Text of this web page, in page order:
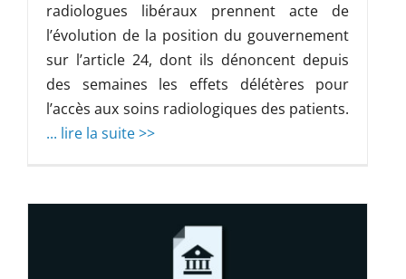
radiologues libéraux prennent acte de
l’évolution de la position du gouvernement
sur l’article 24, dont ils dénoncent depuis
des semaines les effets délétères pour
l’accès aux soins radiologiques des patients.
... lire la suite >>